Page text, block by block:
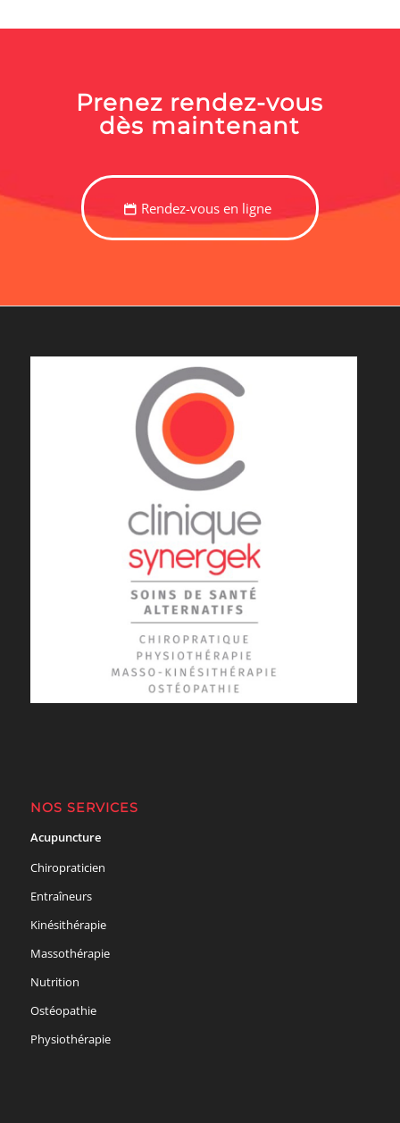
Prenez rendez-vous
dès maintenant
Rendez-vous en ligne
NOS SERVICES
Acupuncture
Chiropraticien
Entraîneurs
Kinésithérapie
Massothérapie
Nutrition
Ostéopathie
Physiothérapie